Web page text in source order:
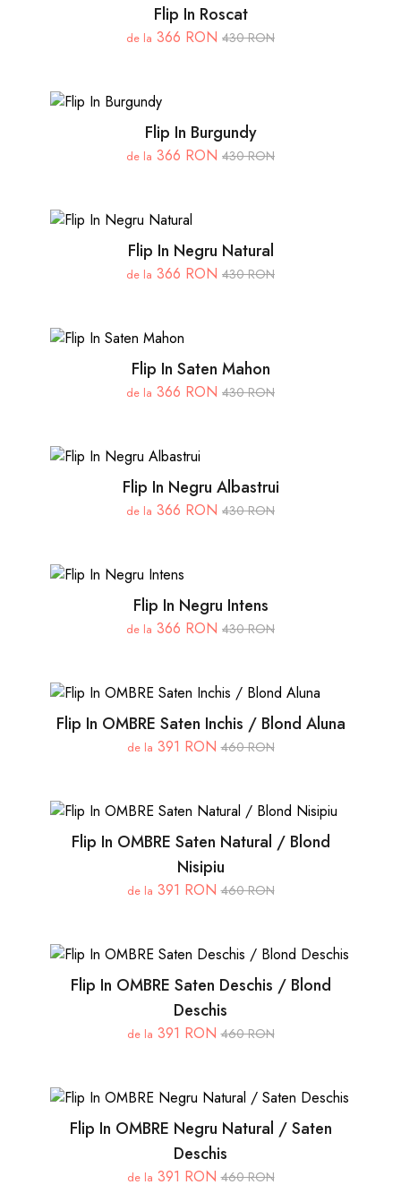
Flip In Roscat
de la 366 RON 430 RON
Flip In Burgundy
de la 366 RON 430 RON
Flip In Negru Natural
de la 366 RON 430 RON
Flip In Saten Mahon
de la 366 RON 430 RON
Flip In Negru Albastrui
de la 366 RON 430 RON
Flip In Negru Intens
de la 366 RON 430 RON
Flip In OMBRE Saten Inchis / Blond Aluna
de la 391 RON 460 RON
Flip In OMBRE Saten Natural / Blond
Nisipiu
de la 391 RON 460 RON
Flip In OMBRE Saten Deschis / Blond
Deschis
de la 391 RON 460 RON
Flip In OMBRE Negru Natural / Saten
Deschis
de la 391 RON 460 RON